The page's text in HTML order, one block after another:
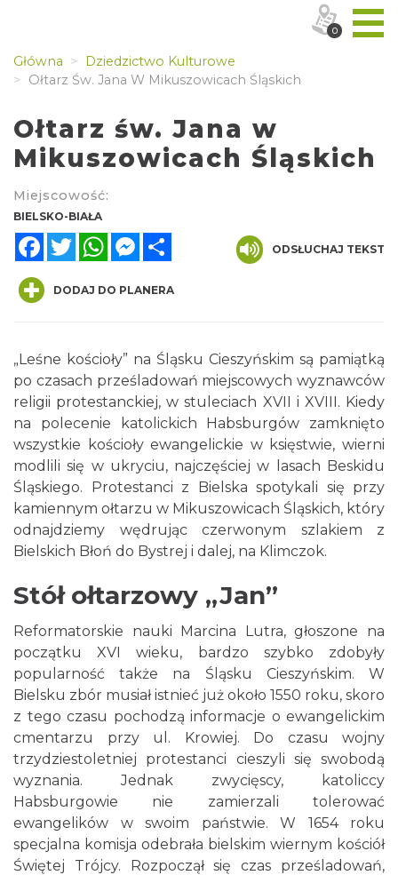
Główna
Dziedzictwo Kulturowe
Ołtarz Św. Jana W Mikuszowicach Śląskich
Ołtarz św. Jana w
Mikuszowicach Śląskich
Miejscowość:
BIELSKO-BIAŁA
FacebookTwitterWhatsAppMessenger
ODSŁUCHAJ TEKST
DODAJ DO PLANERA
„Leśne kościoły” na Śląsku Cieszyńskim są pamiątką
po czasach prześladowań miejscowych wyznawców
religii protestanckiej, w stuleciach XVII i XVIII. Kiedy
na polecenie katolickich Habsburgów zamknięto
wszystkie kościoły ewangelickie w księstwie, wierni
modlili się w ukryciu, najczęściej w lasach Beskidu
Śląskiego. Protestanci z Bielska spotykali się przy
kamiennym ołtarzu w Mikuszowicach Śląskich, który
odnajdziemy wędrując czerwonym szlakiem z
Bielskich Błoń do Bystrej i dalej, na Klimczok.
Stół ołtarzowy „Jan”
Reformatorskie nauki Marcina Lutra, głoszone na
początku XVI wieku, bardzo szybko zdobyły
popularność także na Śląsku Cieszyńskim. W
Bielsku zbór musiał istnieć już około 1550 roku, skoro
z tego czasu pochodzą informacje o ewangelickim
cmentarzu przy ul. Krowiej. Do czasu wojny
trzydziestoletniej protestanci cieszyli się swobodą
wyznania. Jednak zwycięscy, katoliccy
Habsburgowie nie zamierzali tolerować
ewangelików w swoim państwie. W 1654 roku
specjalna komisja odebrała bielskim wiernym kościół
Świętej Trójcy. Rozpoczął się czas prześladowań,
0